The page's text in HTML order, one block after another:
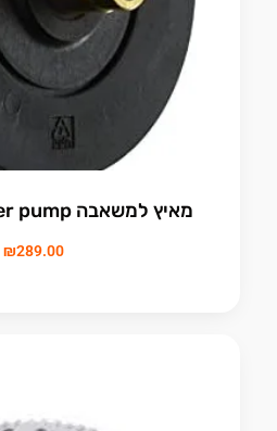
מאיץ למשאבה hayward super pump
₪289.00